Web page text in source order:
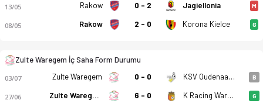
13/05 Rakow 0 - 2 Jagiellonia M
08/05 Rakow 2 - 0 Korona Kielce G
Zulte Waregem İç Saha Form Durumu
03/07 Zulte Waregem 0 - 0 KSV Oudenaarde B
27/06 Zulte Waregem 6 - 0 K Racing Waregem G